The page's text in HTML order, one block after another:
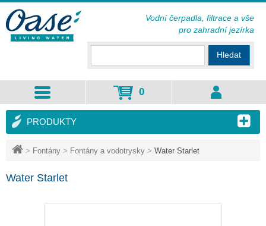
> Fontány > Fontány a vodotrysky > Water Starlet
Water Starlet
PRODUKTY
Hledat
0
Vodní čerpadla, filtrace a vše
pro zahradní jezírka